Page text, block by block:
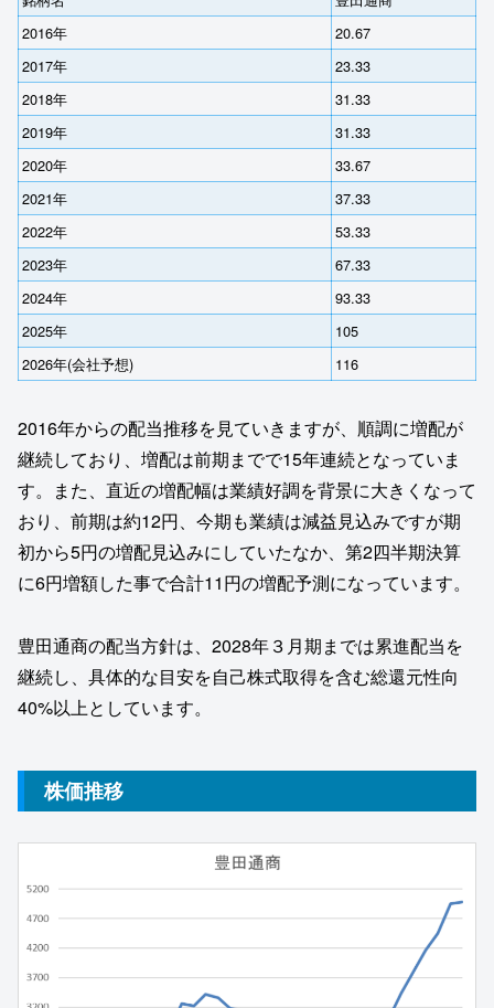
2016年
20.67
2017年
23.33
2018年
31.33
2019年
31.33
2020年
33.67
2021年
37.33
2022年
53.33
2023年
67.33
2024年
93.33
2025年
105
2026年(会社予想)
116
2016年からの配当推移を見ていきますが、順調に増配が
継続しており、増配は前期までで15年連続となっていま
す。また、直近の増配幅は業績好調を背景に大きくなって
おり、前期は約12円、今期も業績は減益見込みですが期
初から5円の増配見込みにしていたなか、第2四半期決算
に6円増額した事で合計11円の増配予測になっています。
豊田通商の配当方針は、2028年３月期までは累進配当を
継続し、具体的な目安を自己株式取得を含む総還元性向
40%以上としています。
株価推移